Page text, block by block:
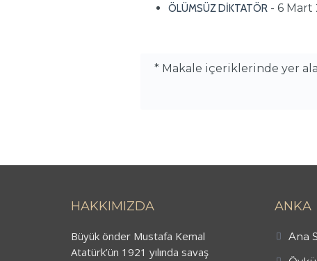
ÖLÜMSÜZ DİKTATÖR - 6 Mart
* Makale içeriklerinde yer
HAKKIMIZDA
Büyük önder Mustafa Kemal
Atatürk’ün 1921 yılında savaş
ANKA
Ana